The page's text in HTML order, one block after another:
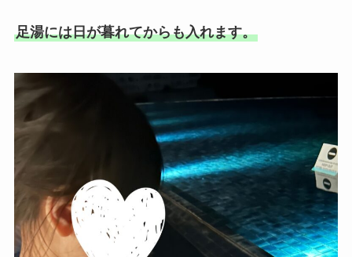
足湯には日が暮れてからも入れます。